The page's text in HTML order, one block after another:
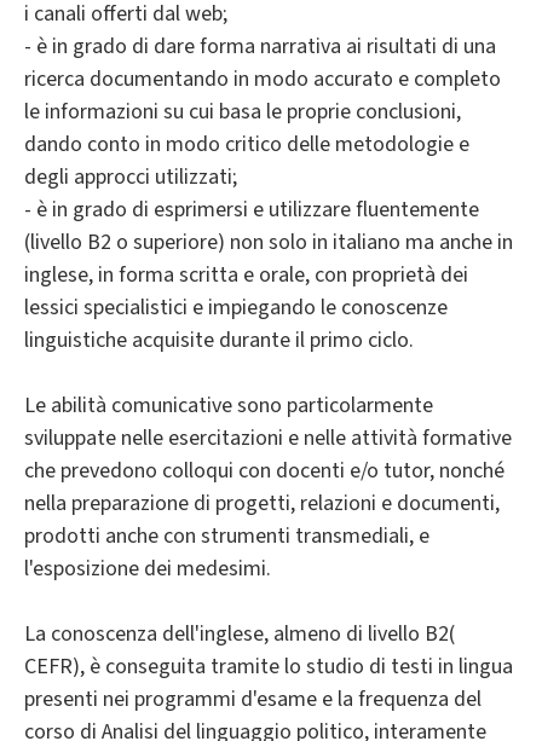
i canali offerti dal web;
- è in grado di dare forma narrativa ai risultati di una
ricerca documentando in modo accurato e completo
le informazioni su cui basa le proprie conclusioni,
dando conto in modo critico delle metodologie e
degli approcci utilizzati;
- è in grado di esprimersi e utilizzare fluentemente
(livello B2 o superiore) non solo in italiano ma anche in
inglese, in forma scritta e orale, con proprietà dei
lessici specialistici e impiegando le conoscenze
linguistiche acquisite durante il primo ciclo.
Le abilità comunicative sono particolarmente
sviluppate nelle esercitazioni e nelle attività formative
che prevedono colloqui con docenti e/o tutor, nonché
nella preparazione di progetti, relazioni e documenti,
prodotti anche con strumenti transmediali, e
l'esposizione dei medesimi.
La conoscenza dell'inglese, almeno di livello B2(
CEFR), è conseguita tramite lo studio di testi in lingua
presenti nei programmi d'esame e la frequenza del
corso di Analisi del linguaggio politico, interamente